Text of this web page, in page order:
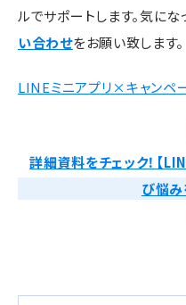
ルでサポートします。気に
い合わせをお願い致します。
LINEミニアプリ×キャンペ
詳細資料をチェック！【
び悩み